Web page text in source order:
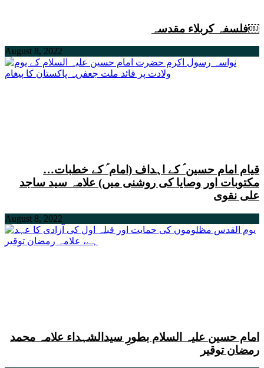
فلسفہ کربلاء مقدسہ￼
August 8, 2022
قیام امام حسین ؑ کے اہداف (امام ؑ کے خطبات…
مکتوبات اور وصایا کی روشنی میں) علامہ سید ساجد
علی نقوی
August 8, 2022
امام حسین علیہ السلام بطورِ سیدالشہداء علامہ محمد
رمضان توقیر